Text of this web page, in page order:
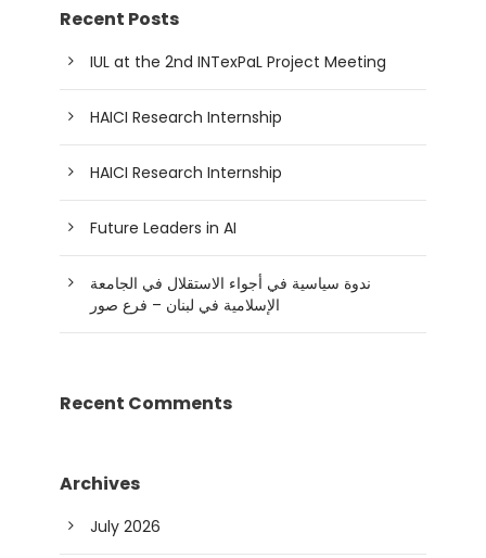
Recent Posts
IUL at the 2nd INTexPaL Project Meeting
HAICI Research Internship
HAICI Research Internship
Future Leaders in AI
ندوة سياسية في أجواء الاستقلال في الجامعة
الإسلامية في لبنان – فرع صور
Recent Comments
Archives
July 2026